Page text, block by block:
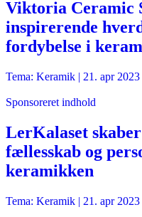
Viktoria Ceramic
inspirerende
fordybelse i
Tema: Keramik | 21. apr 2023
Sponsoreret indhold
LerKalaset
fællesskab og
keramikken
Tema: Keramik | 21. apr 2023